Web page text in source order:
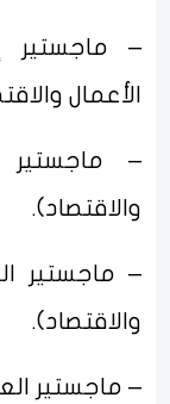
– ماجستير
الأعمال
– ماجستير
والاقتصاد).
– ماجستير
والاقتصاد).
– ماجستير